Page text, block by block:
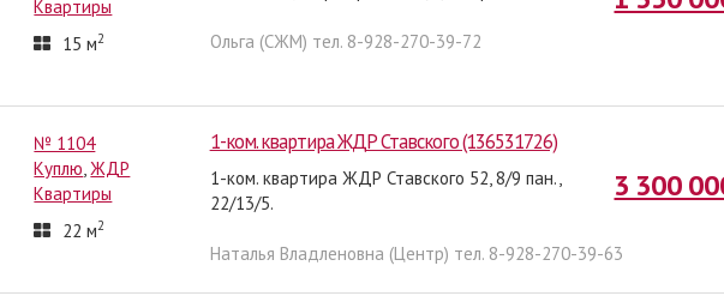
Квартиры
15 м2 Ольга (СЖМ) тел. 8-928-270-39-72
№ 1104
Куплю,ЖДР
Квартиры
22 м2
1-ком. квартира ЖДР Ставского (136531726)
3 300
1-ком. квартира ЖДР Ставского 52, 8/9 пан.,
22/13/5.
Наталья Владленовна (Центр) тел. 8-928-270-39-63